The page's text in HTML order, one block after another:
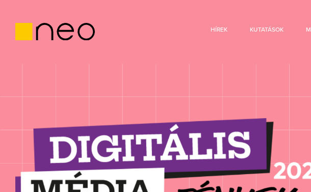
HÍREK KUTATÁSOK
Digitális Média